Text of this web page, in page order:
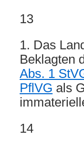
13
1. Das
Beklagten
Abs. 1
PflVG als
14